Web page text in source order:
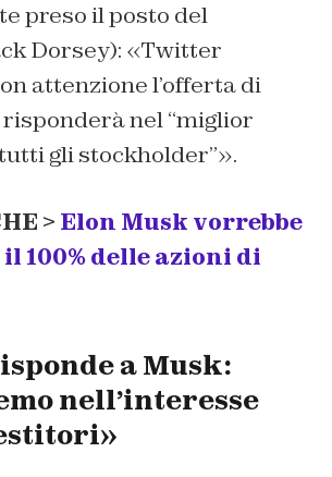
preso il posto del
Dorsey): «Twitter
attenzione l’offerta di
nel “miglior
gli stockholder”».
> Elon Musk vorrebbe
100% delle azioni di
a Musk:
nell’interesse